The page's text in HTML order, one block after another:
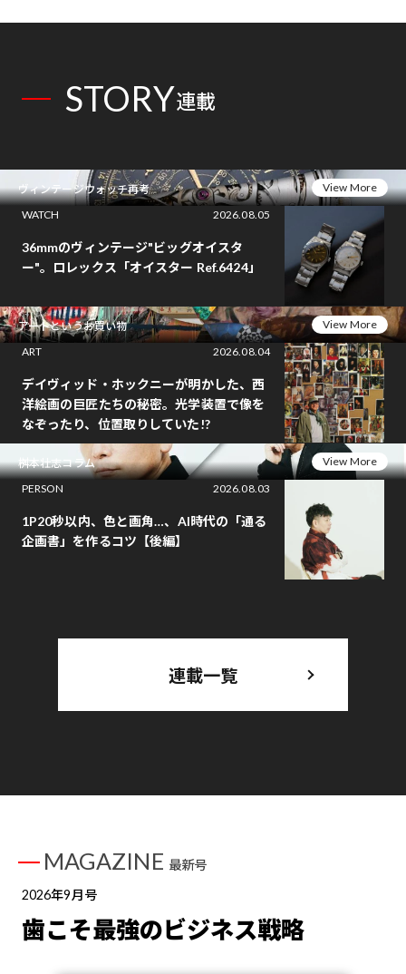
STORY連載
ヴィンテージウォッチ再考
View More
WATCH
2026.08.05
36mmのヴィンテージ"ビッグオイスタ
ー"。ロレックス「オイスター Ref.6424」
アートというお買い物
View More
ART
2026.08.04
デイヴィッド・ホックニーが明かした、西
洋絵画の巨匠たちの秘密。光学装置で像を
なぞったり、位置取りしていた!?
桝本壮志コラム
View More
PERSON
2026.08.03
1P20秒以内、色と画角…、AI時代の「通る
企画書」を作るコツ【後編】
連載一覧
MAGAZINE 最新号
2026年9月号
歯こそ最強のビジネス戦略